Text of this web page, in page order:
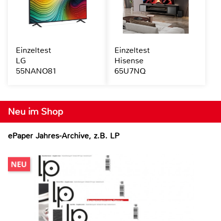
Neu im Shop
ePaper Jahres-Archive, z.B. LP
Einzeltest
LG
55NANO81
Einzeltest
Hisense
65U7NQ